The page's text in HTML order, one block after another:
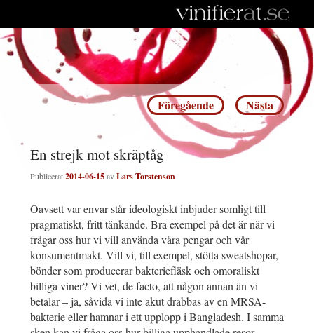
Inläggsnavigering
Föregående Nästa
En strejk mot skräptåg
Publicerat2014-06-15avLars Torstenson
Oavsett var envar står ideologiskt inbjuder somligt till
pragmatiskt, fritt tänkande. Bra exempel på det är när vi
frågar oss hur vi vill använda våra pengar och vår
konsumentmakt. Vill vi, till exempel, stötta sweatshopar,
bönder som producerar bakteriefläsk och omoraliskt
billiga viner? Vi vet, de facto, att någon annan än vi
betalar – ja, såvida vi inte akut drabbas av en MRSA-
bakterie eller hamnar i ett upplopp i Bangladesh. I samma